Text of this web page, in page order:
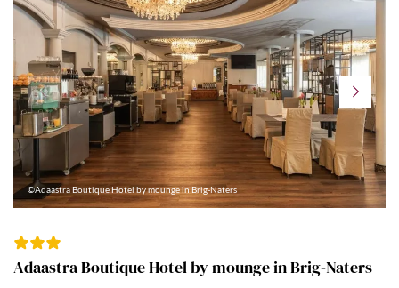
©Adaastra Boutique Hotel by mounge in Brig-Naters
Adaastra Boutique Hotel by mounge in Brig-Naters